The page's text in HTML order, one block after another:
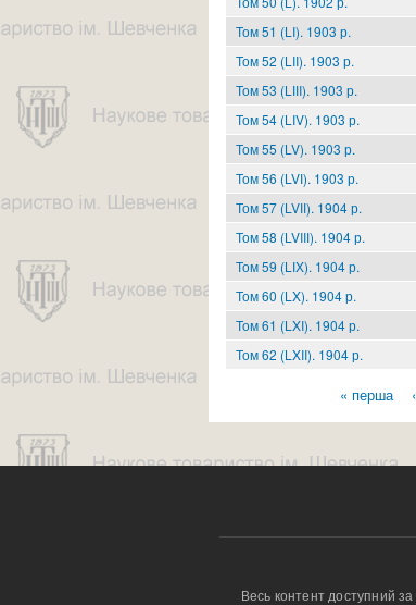
Том 51 (LI). 1903 р.
Том 52 (LII). 1903 р.
Том 53 (LІІI). 1903 р.
Том 54 (LIV). 1903 р.
Том 55 (LV). 1903 р.
Том 56 (LVІ). 1903 р.
Том 57 (LVІІ). 1904 р.
Том 58 (LVIIІ). 1904 р.
Том 59 (LІX). 1904 р.
Том 60 (LX). 1904 р.
Том 61 (LXI). 1904 р.
Том 62 (LXII). 1904 р.
Сторінки
« перша
Весь контент доступний за